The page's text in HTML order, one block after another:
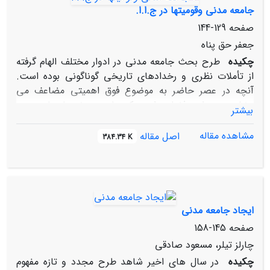
درست از همین نیاز فطری به امنیت شکل گرفته و تبلور یافته
است.
جامعه مدنی وقومیتها در ج.ا.ا.
صفحه 129-144
جعفر حق‏ پناه
چکیده طرح بحث جامعه مدنی در ادوار مختلف الهام ‏گرفته
از تأملات نظری و رخدادهای تاریخی گوناگونی بوده است.
آن‏چه در عصر حاضر به موضوع فوق اهمیتی مضاعف می‏
بخشد، مربوط به فضایی است که جامعه مدنی با دولت پدید
می ‏آورد، فضایی که برای تسهیل روابط شهروندان با نظام
سیاسی به کار می ‏آید. از این زاویه جامعه مدنی هم به فضای
درون این فضا پدید می ‏آورند.
بیشتر
مشاهده مقاله
اصل مقاله 384.34 K
ایجاد جامعه مدنی
صفحه 145-158
چارلز تیلر، مسعود صادقی
چکیده
در سال های اخیر شاهد طرح مجدد و تازه مفهوم